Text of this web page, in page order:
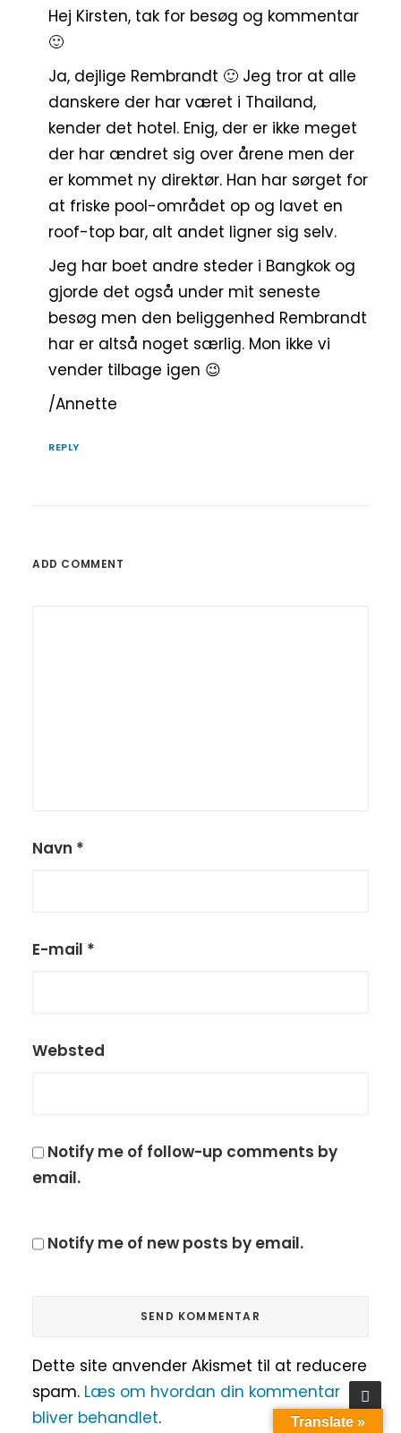
Hej Kirsten, tak for besøg og kommentar
🙂
Ja, dejlige Rembrandt 🙂 Jeg tror at alle
danskere der har været i Thailand,
kender det hotel. Enig, der er ikke meget
der har ændret sig over årene men der
er kommet ny direktør. Han har sørget for
at friske pool-området op og lavet en
roof-top bar, alt andet ligner sig selv.
Jeg har boet andre steder i Bangkok og
gjorde det også under mit seneste
besøg men den beliggenhed Rembrandt
har er altså noget særlig. Mon ikke vi
vender tilbage igen 😉
/Annette
REPLY
ADD COMMENT
Navn *
E-mail *
Websted
Notify me of follow-up comments by
email.
Notify me of new posts by email.
Dette site anvender Akismet til at reducere
spam. Læs om hvordan din kommentar
bliver behandlet. Translate »